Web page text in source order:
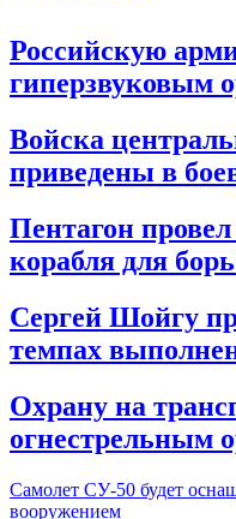
Российскую
гиперзвуковым
Войска
приведены в
Пентагон
корабля для
Сергей Шойгу
темпах
Охрану на
огнестрельным
Самолет СУ-50 будет
вооружением